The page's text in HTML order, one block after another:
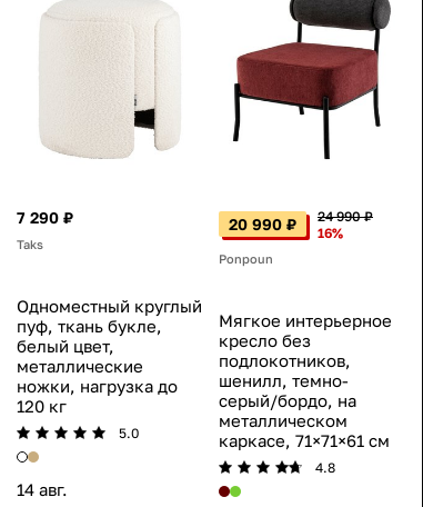
7 290 ₽
Taks
Одноместный круглый
пуф, ткань букле,
белый цвет,
металлические
ножки, нагрузка до
120 кг
5.0
14 авг.
20 990 ₽
24 990 ₽
16%
Ponpoun
Мягкое интерьерное
кресло без
подлокотников,
шенилл, темно-
серый/бордо, на
металлическом
каркасе, 71×71×61 см
4.8